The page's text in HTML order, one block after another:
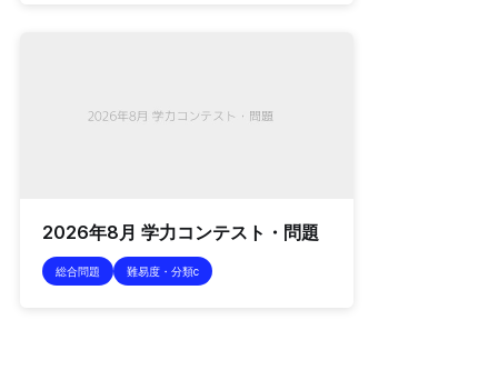
2026年8月 学力コンテスト・問題
総合問題 難易度・分類c